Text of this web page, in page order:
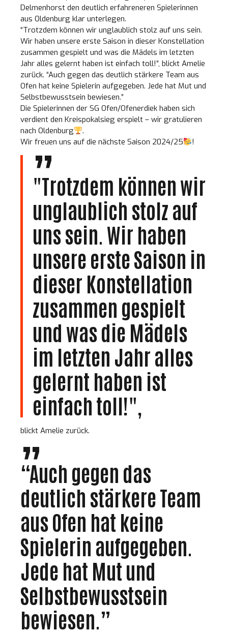
Delmenhorst den deutlich erfahreneren Spielerinnen
aus Oldenburg klar unterlegen.
“Trotzdem können wir unglaublich stolz auf uns sein.
Wir haben unsere erste Saison in dieser Konstellation
zusammen gespielt und was die Mädels im letzten
Jahr alles gelernt haben ist einfach toll!”, blickt Amelie
zurück. “Auch gegen das deutlich stärkere Team aus
Ofen hat keine Spielerin aufgegeben. Jede hat Mut und
Selbstbewusstsein bewiesen.”
Die Spielerinnen der SG Ofen/Ofenerdiek haben sich
verdient den Kreispokalsieg erspielt – wir gratulieren
nach Oldenburg
.
Wir freuen uns auf die nächste Saison 2024/25
!
"Trotzdem können wir
unglaublich stolz auf
uns sein. Wir haben
unsere erste Saison in
dieser Konstellation
zusammen gespielt
und was die Mädels
im letzten Jahr alles
gelernt haben ist
einfach toll!",
blickt Amelie zurück.
“Auch gegen das
deutlich stärkere Team
aus Ofen hat keine
Spielerin aufgegeben.
Jede hat Mut und
Selbstbewusstsein
bewiesen.”